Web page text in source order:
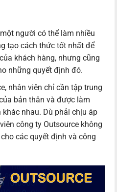
người có thể làm nhiều
tạo cách thức tốt nhất để
khách hàng, nhưng cũng
những quyết định đó.
nhân viên chỉ cần tập trung
bản thân và được làm
nhau. Dù phải chịu áp
công ty Outsource không
các quyết định và công